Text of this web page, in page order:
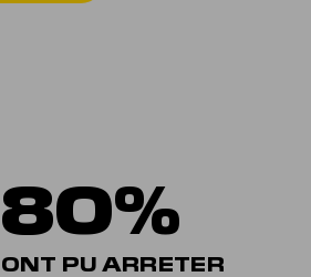
80%
ONT PU ARRETER